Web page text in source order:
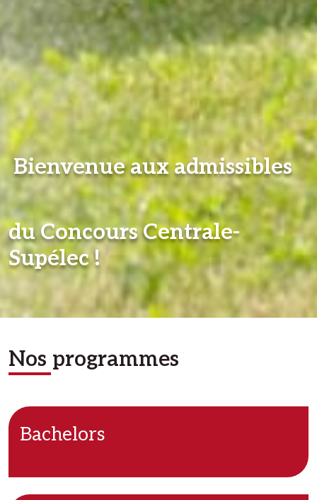
Bienvenue aux admissibles
du Concours Centrale-
Supélec !
Nos programmes
Bachelors